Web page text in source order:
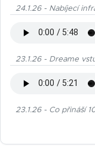
24.1.26 - Nabíjecí
23.1.26 - Dreame
23.1.26 - Co přináší